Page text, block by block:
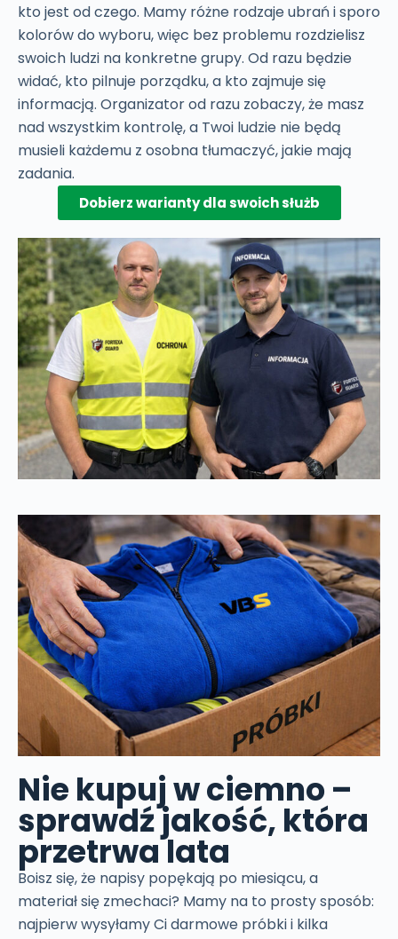
kto jest od czego. Mamy różne rodzaje ubrań i sporo
kolorów do wyboru, więc bez problemu rozdzielisz
swoich ludzi na konkretne grupy. Od razu będzie
widać, kto pilnuje porządku, a kto zajmuje się
informacją. Organizator od razu zobaczy, że masz
nad wszystkim kontrolę, a Twoi ludzie nie będą
musieli każdemu z osobna tłumaczyć, jakie mają
zadania.
Dobierz warianty dla swoich służb
Nie kupuj w ciemno –
sprawdź jakość, która
przetrwa lata
Boisz się, że napisy popękają po miesiącu, a
materiał się zmechaci? Mamy na to prosty sposób:
najpierw wysyłamy Ci darmowe próbki i kilka